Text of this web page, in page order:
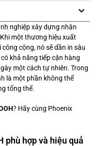
nghiệp xây dựng nhận
một thương hiệu xuất
cộng, nó sẽ dần in sâu
khả năng tiếp cận hàng
một cách tự nhiên. Trong
là một phần không thể
tổng thể.
? Hãy cùng Phoenix
phù hợp và hiệu quả